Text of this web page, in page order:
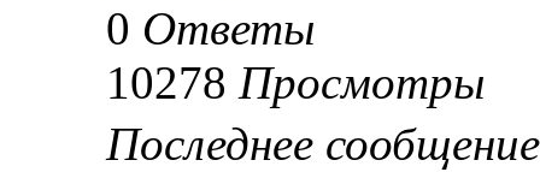
0 Ответы
10278 Просмотры
Последнее